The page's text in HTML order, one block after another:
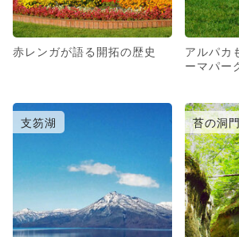
赤レンガが語る開拓の歴史
アルパカ
ーマパー
支笏湖 苔の洞